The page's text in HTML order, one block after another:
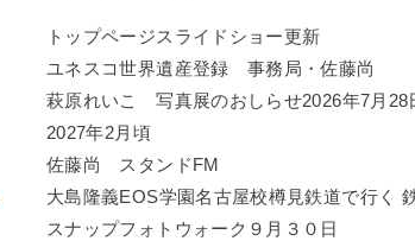
トップページスライドショー更新
ユネスコ世界遺産登録 事務局・佐藤尚
萩原れいこ 写真展のおしらせ2026年7月28
2027年2月頃
佐藤尚 スタンドFM
大島隆義EOS学園名古屋校樽見鉄道で行く
スナップフォトウォーク９月３０日